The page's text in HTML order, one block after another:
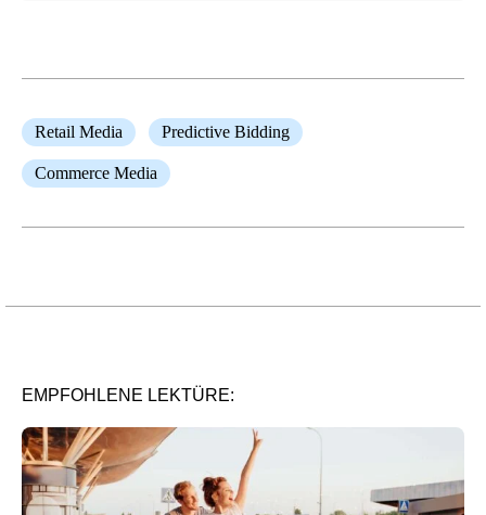
Retail Media Predictive Bidding
Commerce Media
EMPFOHLENE LEKTÜRE: